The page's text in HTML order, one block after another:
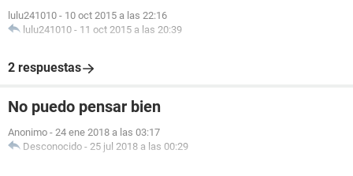
lulu241010 - 10 oct 2015 a las 22:16
lulu241010 - 11 oct 2015 a las 20:39
2 respuestas
No puedo pensar bien
Anonimo - 24 ene 2018 a las 03:17
Desconocido - 25 jul 2018 a las 00:29